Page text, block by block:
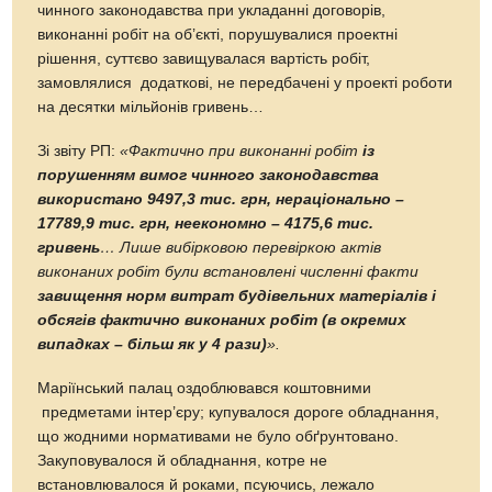
чинного законодавства при укладанні договорів,
виконанні робіт на об’єкті, порушувалися проектні
рішення, суттєво завищувалася вартість робіт,
замовлялися додаткові, не передбачені у проекті роботи
на десятки мільйонів гривень…
Зі звіту РП:«Фактично при виконанні робітіз
порушенням вимог чинного законодавства
використано 9497,3 тис. грн, нераціонально –
17789,9 тис. грн, неекономно – 4175,6 тис.
гривень… Лише вибірковою перевіркою актів
виконаних робіт були встановлені численні факти
завищення норм витрат будівельних матеріалів і
обсягів фактично виконаних робіт (в окремих
випадках – більш як у 4 рази)».
Маріїнський палац оздоблювався коштовними
предметами інтер’єру; купувалося дороге обладнання,
що жодними нормативами не було обґрунтовано.
Закуповувалося й обладнання, котре не
встановлювалося й роками, псуючись, лежало